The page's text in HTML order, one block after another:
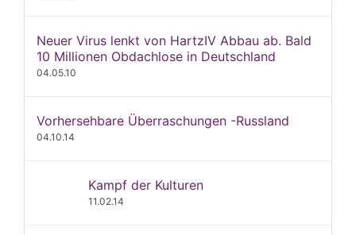
Neuer Virus lenkt von HartzIV Abbau ab. Bald
10 Millionen Obdachlose in Deutschland
04.05.10
Vorhersehbare Überraschungen -Russland
04.10.14
Kampf der Kulturen
11.02.14